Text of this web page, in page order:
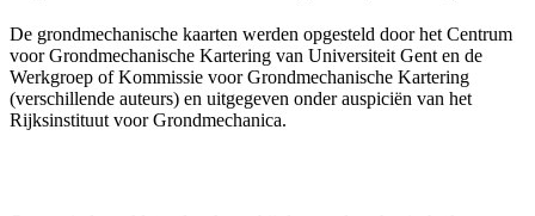
De grondmechanische kaarten werden opgesteld door het Centrum
voor Grondmechanische Kartering van Universiteit Gent en de
Werkgroep of Kommissie voor Grondmechanische Kartering
(verschillende auteurs) en uitgegeven onder auspiciën van het
Rijksinstituut voor Grondmechanica.